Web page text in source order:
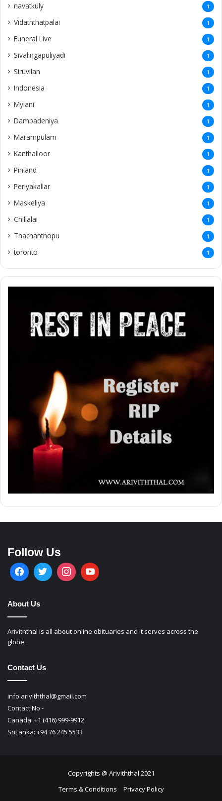
navatkuly 1
Vidaththatpalai 1
Funeral Live 1
Sivalingapuliyadi 1
Siruvilan 1
Indonesia 1
Mylani 1
Dambadeniya 1
Marampulam 1
Kanthalloor 1
Pinland 1
Periyakallar 1
Maskeliya 1
Chillalai 1
Thachanthopu 1
toronto 1
Follow Us
About Us
Ariviththal is all about online obituaries and it serves across the
globe.
Contact Us
info.ariviththal@gmail.com
Contact No -
Canada: +1 (416) 999-9912
SriLanka: +94 76 245 5533
Copyrights @ Ariviththal 2021
Terms & Conditions
Privacy Policy